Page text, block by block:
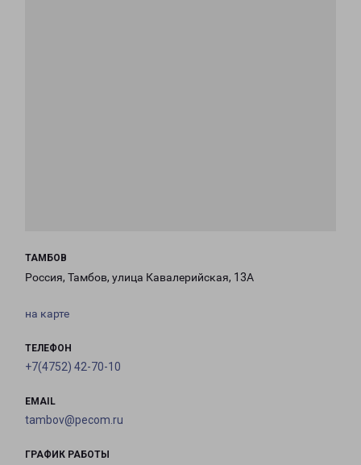
ТАМБОВ
Россия, Тамбов, улица Кавалерийская, 13А
на карте
ТЕЛЕФОН
+7(4752) 42-70-10
EMAIL
tambov@pecom.ru
ГРАФИК РАБОТЫ